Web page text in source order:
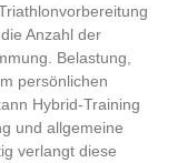
Anzahl der
Belastung,
persönlichen
Hybrid-Training
und allgemeine
verlangt diese